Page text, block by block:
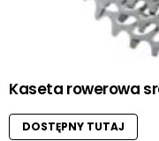
Kaseta rowerowa
DOSTĘPNY TUTAJ